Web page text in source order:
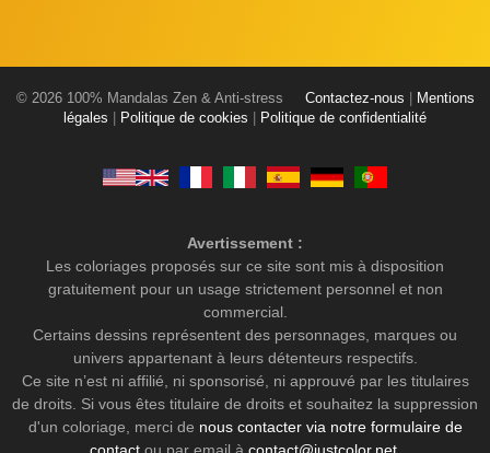
© 2026 100% Mandalas Zen & Anti-stress Contactez-nous
Mentions
légales
Politique de cookies Politique de confidentialité
Avertissement :
Les coloriages proposés sur ce site sont mis à disposition
gratuitement pour un usage strictement personnel et non
commercial.
Certains dessins représentent des personnages, marques ou
univers appartenant à leurs détenteurs respectifs.
Ce site n’est ni affilié, ni sponsorisé, ni approuvé par les titulaires
de droits. Si vous êtes titulaire de droits et souhaitez la suppression
d'un coloriage, merci de nous contacter via notre formulaire de